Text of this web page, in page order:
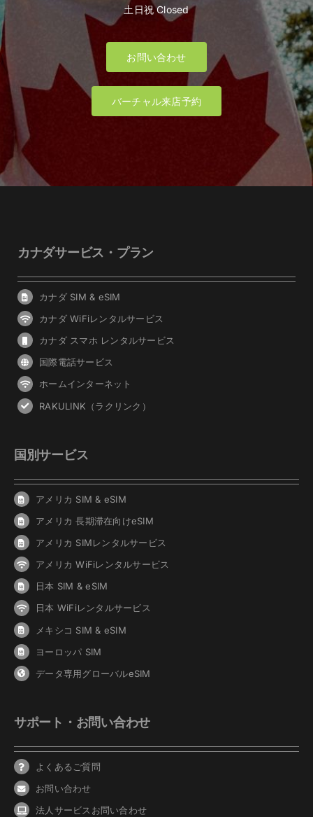
土日祝 Closed
お問い合わせ
バーチャル来店予約
カナダサービス・プラン
カナダ SIM & eSIM
カナダ WiFiレンタルサービス
カナダ スマホ レンタルサービス
国際電話サービス
ホームインターネット
RAKULINK（ラクリンク）
国別サービス
アメリカ SIM & eSIM
アメリカ 長期滞在向けeSIM
アメリカ SIMレンタルサービス
アメリカ WiFiレンタルサービス
日本 SIM & eSIM
日本 WiFiレンタルサービス
メキシコ SIM & eSIM
ヨーロッパ SIM
データ専用グローバルeSIM
サポート・お問い合わせ
よくあるご質問
お問い合わせ
法人サービスお問い合わせ